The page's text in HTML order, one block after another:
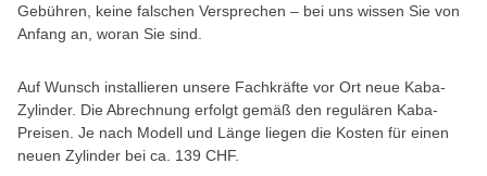
Gebühren, keine falschen Versprechen – bei uns wissen Sie von
Anfang an, woran Sie sind.
Auf Wunsch installieren unsere Fachkräfte vor Ort neue Kaba-
Zylinder. Die Abrechnung erfolgt gemäß den regulären Kaba-
Preisen. Je nach Modell und Länge liegen die Kosten für einen
neuen Zylinder bei ca. 139 CHF.